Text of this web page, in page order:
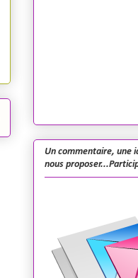
Un commentaire, une
nous